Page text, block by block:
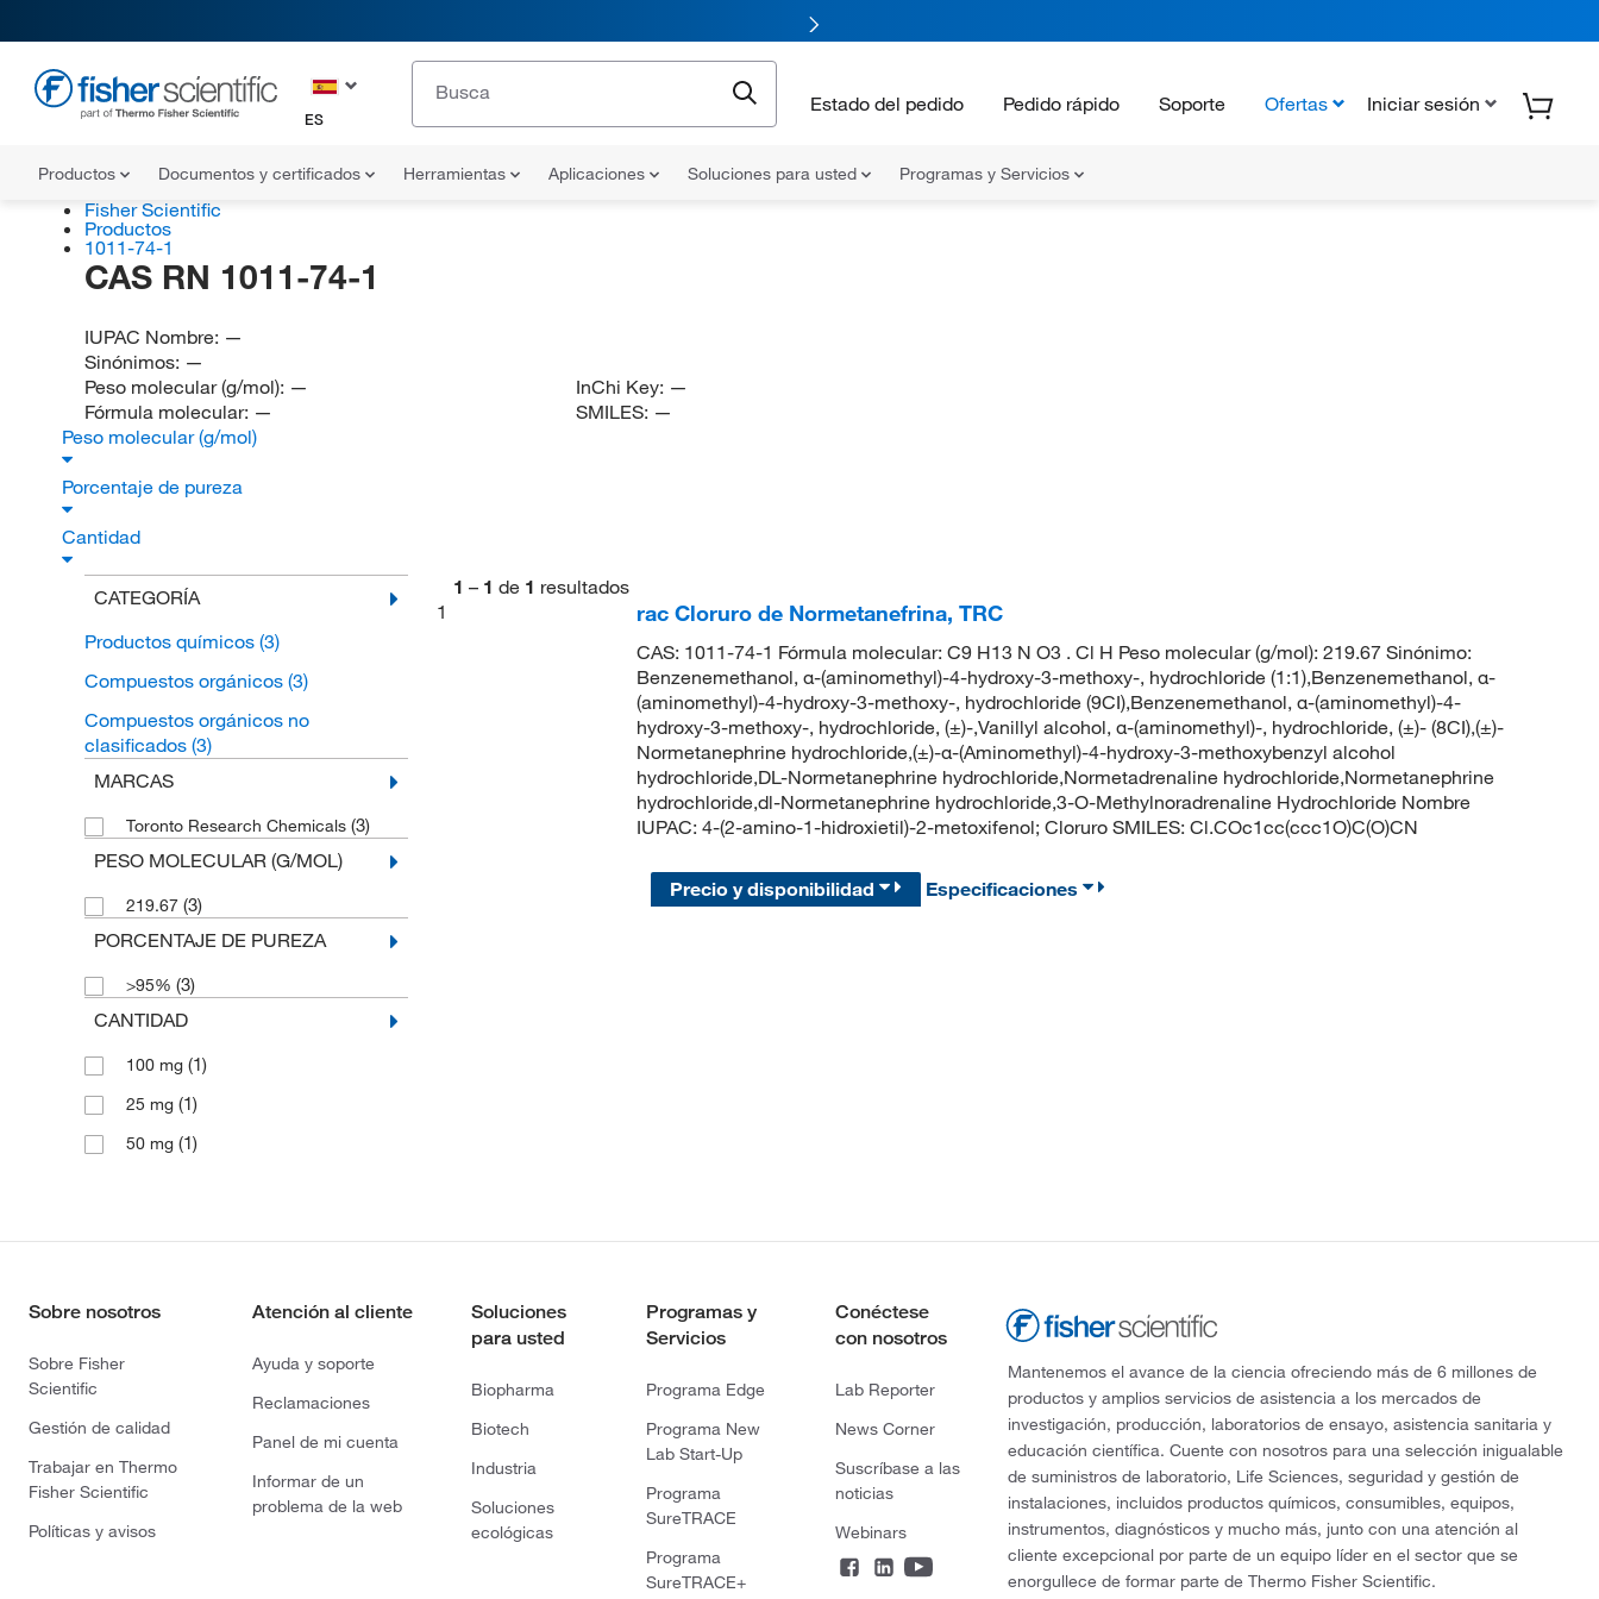
ES
Estado del pedido Pedido rápido Soporte Ofertas Iniciar sesión
Productos Documentos y certificados Herramientas Aplicaciones Soluciones para usted Programas y Servicios
Fisher Scientific
Productos
1011-74-1
CAS RN 1011-74-1
IUPAC Nombre: —
Sinónimos: —
Peso molecular (g/mol): —
Fórmula molecular: —
InChi Key: —
SMILES: —
Peso molecular (g/mol)
Porcentaje de pureza
Cantidad
CATEGORÍA
Productos químicos (3)
Compuestos orgánicos (3)
Compuestos orgánicos no
clasificados (3)
MARCAS
Toronto Research Chemicals (3)
PESO MOLECULAR (G/MOL)
219.67 (3)
PORCENTAJE DE PUREZA
>95% (3)
CANTIDAD
100 mg (1)
25 mg (1)
50 mg (1)
1 – 1 de 1 resultados
1
rac Cloruro de Normetanefrina, TRC
CAS: 1011-74-1 Fórmula molecular: C9 H13 N O3 . Cl H Peso molecular (g/mol): 219.67 Sinónimo:
Benzenemethanol, α-(aminomethyl)-4-hydroxy-3-methoxy-, hydrochloride (1:1),Benzenemethanol, α-
(aminomethyl)-4-hydroxy-3-methoxy-, hydrochloride (9CI),Benzenemethanol, α-(aminomethyl)-4-
hydroxy-3-methoxy-, hydrochloride, (±)-,Vanillyl alcohol, α-(aminomethyl)-, hydrochloride, (±)- (8CI),(±)-
Normetanephrine hydrochloride,(±)-α-(Aminomethyl)-4-hydroxy-3-methoxybenzyl alcohol
hydrochloride,DL-Normetanephrine hydrochloride,Normetadrenaline hydrochloride,Normetanephrine
hydrochloride,dl-Normetanephrine hydrochloride,3-O-Methylnoradrenaline Hydrochloride Nombre
IUPAC: 4-(2-amino-1-hidroxietil)-2-metoxifenol; Cloruro SMILES: Cl.COc1cc(ccc1O)C(O)CN
Precio y disponibilidad Especificaciones
Sobre nosotros
Sobre Fisher
Scientific
Gestión de calidad
Trabajar en Thermo
Fisher Scientific
Políticas y avisos
Atención al cliente
Ayuda y soporte
Reclamaciones
Panel de mi cuenta
Informar de un
problema de la web
Soluciones
para usted
Biopharma
Biotech
Industria
Soluciones
ecológicas
Programas y
Servicios
Programa Edge
Programa New
Lab Start-Up
Programa
SureTRACE
Programa
SureTRACE+
Conéctese
con nosotros
Lab Reporter
News Corner
Suscríbase a las
noticias
Webinars
Mantenemos el avance de la ciencia ofreciendo más de 6 millones de
productos y amplios servicios de asistencia a los mercados de
investigación, producción, laboratorios de ensayo, asistencia sanitaria y
educación científica. Cuente con nosotros para una selección inigualable
de suministros de laboratorio, Life Sciences, seguridad y gestión de
instalaciones, incluidos productos químicos, consumibles, equipos,
instrumentos, diagnósticos y mucho más, junto con una atención al
cliente excepcional por parte de un equipo líder en el sector que se
enorgullece de formar parte de Thermo Fisher Scientific.